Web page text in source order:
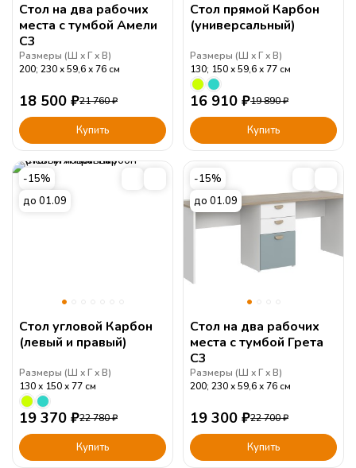
Стол на два рабочих
места с тумбой Амели
С3
Размеры (Ш Г В)
200; 230
59,6 76 см
18 500 ₽21 760₽
Купить
Стол прямой Карбон
(универсальный)
Размеры (Ш Г В)
130; 150
59,6 77 см
16 910 ₽19 890₽
Купить
-15%
до 01.09
Стол угловой Карбон
(левый и правый)
Размеры (Ш Г В)
130
150 77 см
19 370 ₽22 780₽
Купить
-15%
до 01.09
Стол на два рабочих
места с тумбой Грета
С3
Размеры (Ш Г В)
200; 230
59,6 76 см
19 300 ₽22 700₽
Купить